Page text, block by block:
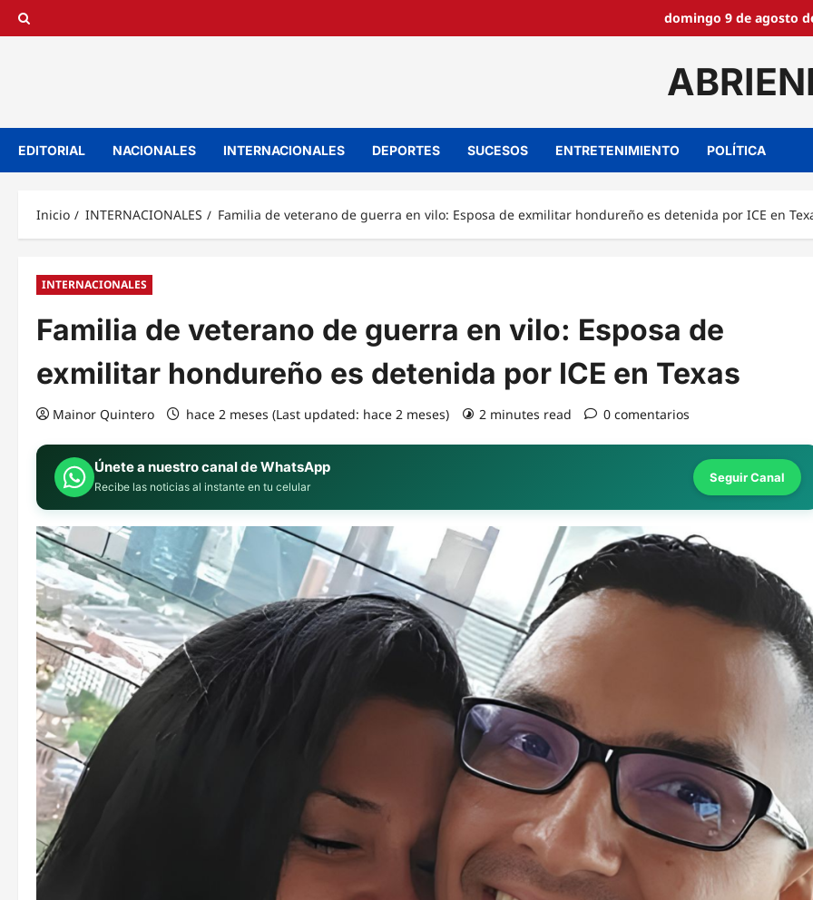
Saltar
domingo 9 de agosto
EDITORIAL NACIONALES INTERNACIONALES DEPORTES SUCESOS ENTRETENIMIENTO POLÍTICA
Inicio INTERNACIONALES Familia de veterano de guerra en vilo: Esposa de exmilitar hondureño es detenida por ICE en
INTERNACIONALES
Familia de veterano de guerra en vilo: Esposa de
exmilitar hondureño es detenida por ICE en Texas
Mainor Quintero hace 2 meses (Last updated: hace 2 meses) 2 minutes read 0 comentarios
Únete a nuestro canal de WhatsApp
Recibe las noticias al instante en tu celular
Seguir Canal